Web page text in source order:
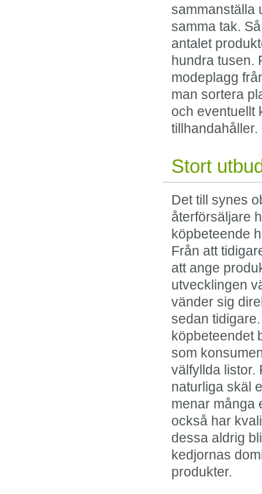
sammanställa
samma tak.
antalet
hundra tusen.
modeplagg
man sortera
och eventuellt
tillhandahåller.
Stort
Det till synes
återförsäljare
köpbeteende
Från att
att ange
utvecklingen
vänder sig
sedan
köpbeteendet
som
välfyllda listor.
naturliga skäl
menar många
också har
dessa aldrig
kedjornas
produkter.